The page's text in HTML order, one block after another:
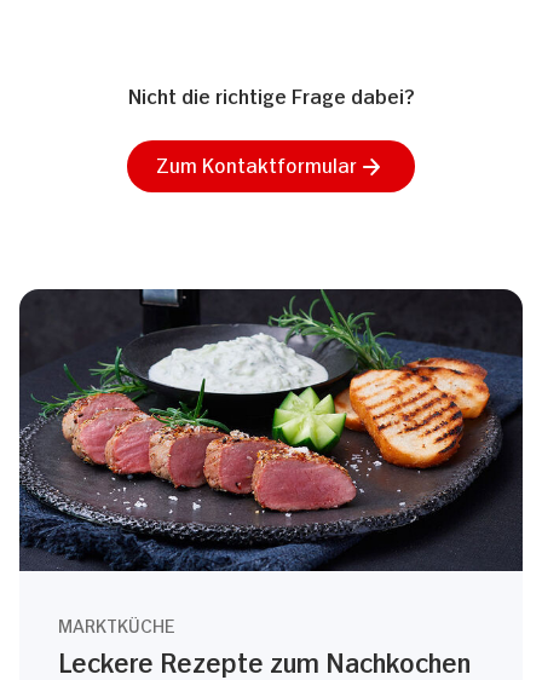
Nicht die richtige Frage dabei?
Zum Kontaktformular
MARKTKÜCHE
Leckere Rezepte zum Nachkochen